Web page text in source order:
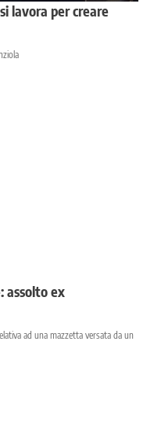
lavora per creare
assolto ex
ad una mazzetta versata da un